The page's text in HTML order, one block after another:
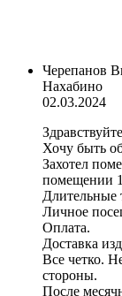
Черепанов
Нахабино
02.03.2024
Хочу быть
Захотел
помещении
Длительные
Личное
Оплата.
Доставка
Все четко.
стороны.
После